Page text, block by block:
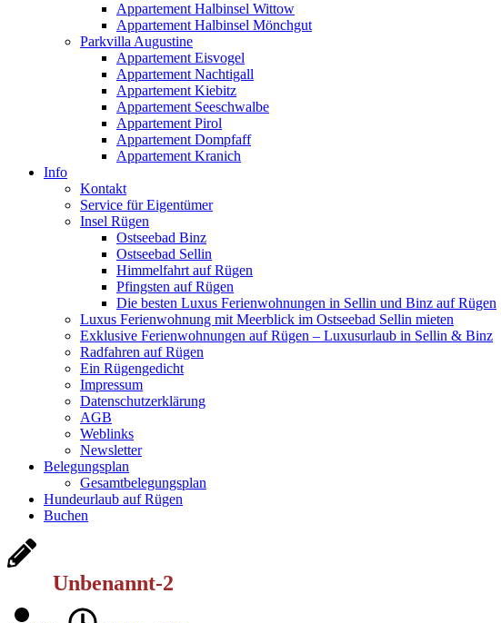
Appartement Halbinsel Wittow
Appartement Halbinsel Mönchgut
Parkvilla Augustine
Appartement Eisvogel
Appartement Nachtigall
Appartement Kiebitz
Appartement Seeschwalbe
Appartement Pirol
Appartement Dompfaff
Appartement Kranich
Info
Kontakt
Service für Eigentümer
Insel Rügen
Ostseebad Binz
Ostseebad Sellin
Himmelfahrt auf Rügen
Pfingsten auf Rügen
Die besten Luxus Ferienwohnungen in Sellin und Binz auf Rügen
Luxus Ferienwohnung mit Meerblick im Ostseebad Sellin mieten
Exklusive Ferienwohnungen auf Rügen – Luxusurlaub in Sellin & Binz
Radfahren auf Rügen
Ein Rügengedicht
Impressum
Datenschutzerklärung
AGB
Weblinks
Newsletter
Belegungsplan
Gesamtbelegungsplan
Hundeurlaub auf Rügen
Buchen
Unbenannt-2